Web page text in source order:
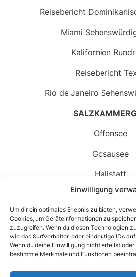
Einwilligung
Um dir ein optimales Erlebnis zu bieten,
Cookies, um Geräteinformationen zu
zuzugreifen. Wenn du diesen Technologien
wie das Surfverhalten oder eindeutige IDs
Wenn du deine Einwilligung nicht erteilst
bestimmte Merkmale und Funktionen
Reisebericht
Miami
Kalifornien
Reisebericht
Rio de Janeiro
Offensee
Gosausee
Hallstatt
Langbathsee
Altausseer
Hintersee